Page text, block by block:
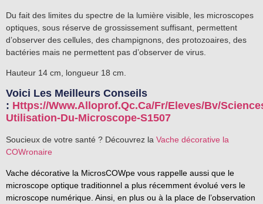
Du fait des limites du spectre de la lumière visible, les microscopes
optiques, sous réserve de grossissement suffisant, permettent
d’observer des cellules, des champignons, des protozoaires , des
bactéries mais ne permettent pas d’observer de virus
Hauteur 14 cm, longueur 18 cm.
Voici Les Meilleurs Conseils
: Https://www.alloprof.qc.ca/fr/eleves/bv/
Utilisation-Du-Microscope-S1507
Soucieux de votre santé ? Découvrez la Vache décorative la
COWronaire
Vache décorative la MicrosCOWpe vous rappelle aussi que le
microscope optique traditionnel a plus récemment évolué vers le
microscope numérique. Ainsi, en plus ou à la place de l’observation